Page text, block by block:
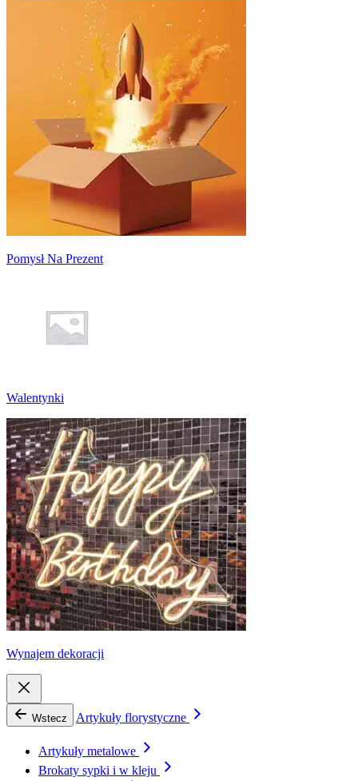
Pomysł Na Prezent
Walentynki
Wynajem dekoracji
Wstecz Artykuły florystyczne
Artykuły metalowe
Brokaty sypki i w kleju